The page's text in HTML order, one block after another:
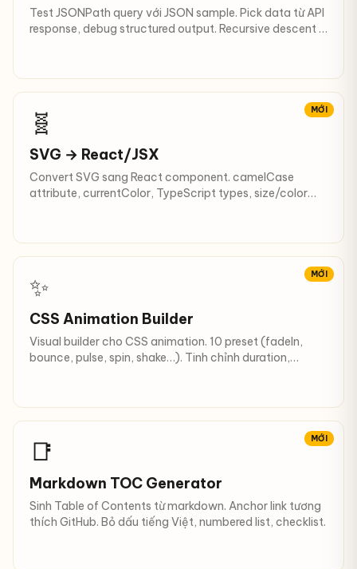
Test JSONPath query với JSON sample. Pick data từ API
response, debug structured output. Recursive descent +
MỚI
🧬
SVG → React/JSX
Convert SVG sang React component. camelCase
attribute, currentColor, TypeScript types, size/color
MỚI
✨
CSS Animation Builder
Visual builder cho CSS animation. 10 preset (fadeIn,
bounce, pulse, spin, shake…). Tinh chỉnh duration,
MỚI
📑
Markdown TOC Generator
Sinh Table of Contents từ markdown. Anchor link tương
thích GitHub. Bỏ dấu tiếng Việt, numbered list, checklist.